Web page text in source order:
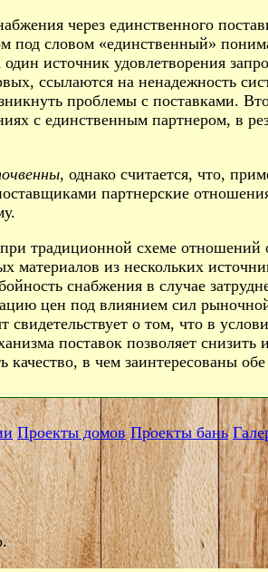
через единственного
под словом «единственный»
источник удовлетворения
ссылаются на ненадежность
проблемы с поставками.
с единственным партнером, в
, однако считается, что,
партнерские
традиционной схеме отношений
материалов из нескольких
снабжения в случае
цен под влиянием сил
свидетельствует о том, что в
поставок позволяет
качество, в чем заинтересованы
Проекты домов Проекты бань